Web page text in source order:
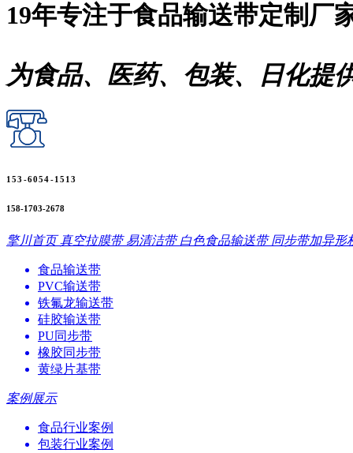
19年专注于食品输送带定制厂
为食品、医药、包装、日化提
153-6054-1513
158-1703-2678
擎川首页 真空拉膜带 易清洁带 白色食品输送带 同步带加异形
食品输送带
PVC输送带
铁氟龙输送带
硅胶输送带
PU同步带
橡胶同步带
黄绿片基带
案例展示
食品行业案例
包装行业案例